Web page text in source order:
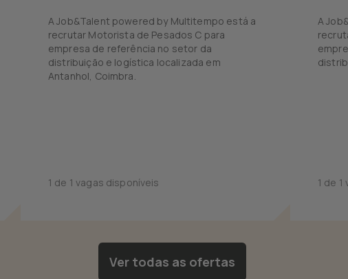
A Job&Talent powered by Multitempo está a
recrutar Motorista de Pesados C para
empresa de referência no setor da
distribuição e logística localizada em
Antanhol, Coimbra.
1 de 1 vagas disponíveis
A
1 de
Ver todas as ofertas